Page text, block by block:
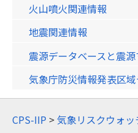
火山噴火関連情報
地震関連情報
震源データベースと震源
気象庁防災情報発表区
CPS-IIP >気象リスクウォッ